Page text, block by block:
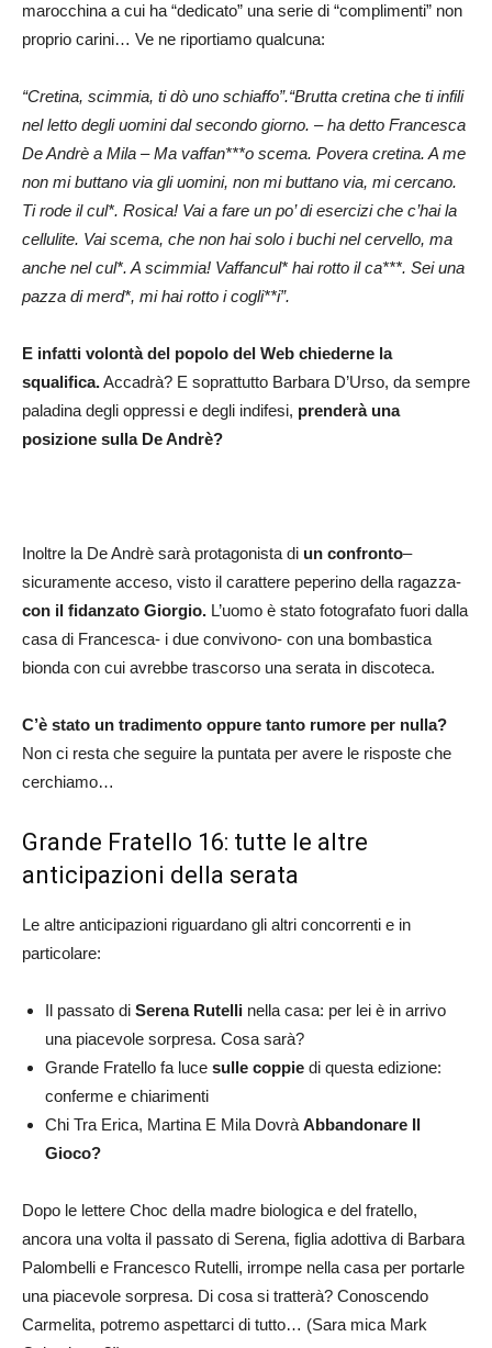
marocchina a cui ha “dedicato” una serie di “complimenti” non
proprio carini… Ve ne riportiamo qualcuna:
“Cretina, scimmia, ti dò uno schiaffo”.“Brutta cretina che ti infili
nel letto degli uomini dal secondo giorno. – ha detto Francesca
De Andrè a Mila – Ma vaffan***o scema. Povera cretina. A me
non mi buttano via gli uomini, non mi buttano via, mi cercano.
Ti rode il cul*. Rosica! Vai a fare un po’ di esercizi che c’hai la
cellulite. Vai scema, che non hai solo i buchi nel cervello, ma
anche nel cul*. A scimmia! Vaffancul* hai rotto il ca***. Sei una
pazza di merd*, mi hai rotto i cogli**i”.
E infatti volontà del popolo del Web chiederne la
squalifica.Accadrà? E soprattutto Barbara D’Urso, da sempre
paladina degli oppressi e degli indifesi, prenderà una
posizione sulla De Andrè?
Inoltre la De Andrè sarà protagonista di un confronto–
sicuramente acceso, visto il carattere peperino della ragazza-
con il fidanzato Giorgio. L’uomo è stato fotografato fuori dalla
casa di Francesca- i due convivono- con una bombastica
bionda con cui avrebbe trascorso una serata in discoteca.
C’è stato un tradimento oppure tanto rumore per nulla?
Non ci resta che seguire la puntata per avere le risposte che
cerchiamo…
Grande Fratello 16: tutte le altre
anticipazioni della serata
Le altre anticipazioni riguardano gli altri concorrenti e in
particolare:
Il passato di Serena Rutelli nella casa: per lei è in arrivo
una piacevole sorpresa. Cosa sarà?
Grande Fratello fa luce sulle coppie di questa edizione:
conferme e chiarimenti
Chi Tra Erica, Martina E Mila Dovrà Abbandonare Il
Gioco?
Dopo le lettere Choc della madre biologica e del fratello,
ancora una volta il passato di Serena, figlia adottiva di Barbara
Palombelli e Francesco Rutelli, irrompe nella casa per portarle
una piacevole sorpresa. Di cosa si tratterà? Conoscendo
Carmelita, potremo aspettarci di tutto… (Sara mica Mark